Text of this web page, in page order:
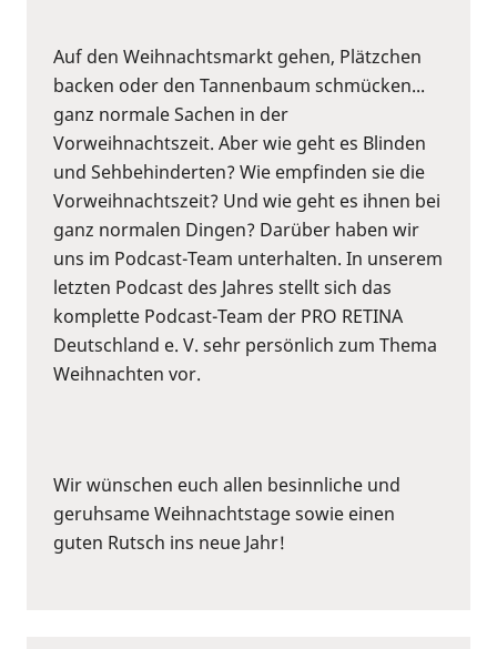
Auf den Weihnachtsmarkt gehen, Plätzchen
backen oder den Tannenbaum schmücken...
ganz normale Sachen in der
Vorweihnachtszeit. Aber wie geht es Blinden
und Sehbehinderten? Wie empfinden sie die
Vorweihnachtszeit? Und wie geht es ihnen bei
ganz normalen Dingen? Darüber haben wir
uns im Podcast-Team unterhalten. In unserem
letzten Podcast des Jahres stellt sich das
komplette Podcast-Team der PRO RETINA
Deutschland e. V. sehr persönlich zum Thema
Weihnachten vor.
Wir wünschen euch allen besinnliche und
geruhsame Weihnachtstage sowie einen
guten Rutsch ins neue Jahr!